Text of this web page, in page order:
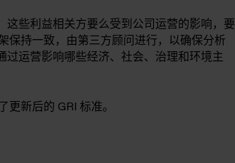
些利益相关方要么受到公司运营的影响，要
保持一致，由第三方顾问进行，以确保分析
运营影响哪些经济、社会、治理和环境主
新后的 GRI 标准。